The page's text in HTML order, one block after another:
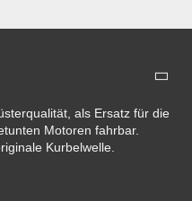
als Ersatz für die
Motoren fahrbar.
Kurbelwelle.